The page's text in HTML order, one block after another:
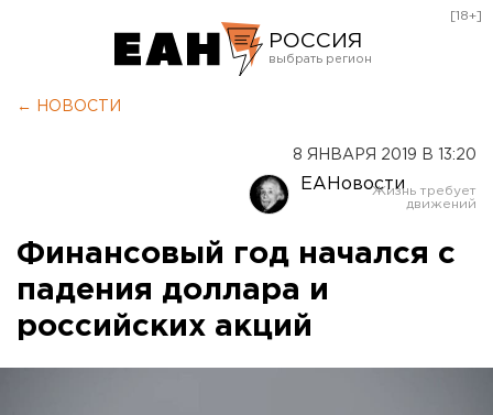
РОССИЯ
Оренбург
[18+]
← НОВОСТИ
8 ЯНВАРЯ 2019 В 13:20
ЕАНовости
Финансовый год начался с
падения доллара и
российских акций